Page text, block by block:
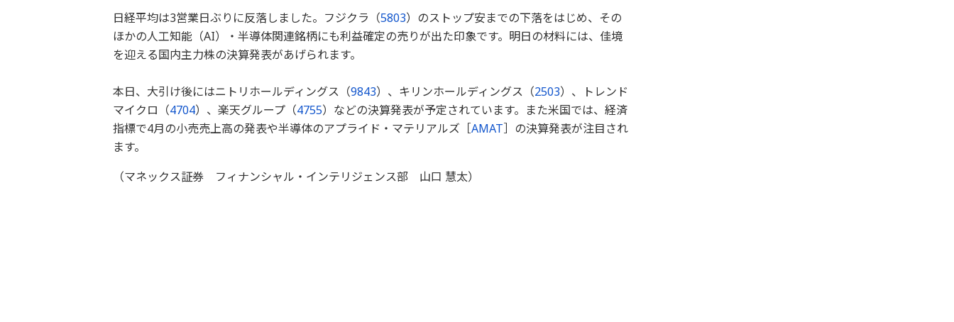
日経平均は3営業日ぶりに反落しました。フジクラ（5803）のストップ安までの下落をはじめ、その
ほかの人工知能（AI）・半導体関連銘柄にも利益確定の売りが出た印象です。明日の材料には、佳境
を迎える国内主力株の決算発表があげられます。
本日、大引け後にはニトリホールディングス（9843）、キリンホールディングス（2503）、トレンド
マイクロ（4704）、楽天グループ（4755）などの決算発表が予定されています。また米国では、経済
指標で4月の小売売上高の発表や半導体のアプライド・マテリアルズ［AMAT］の決算発表が注目され
ます。
（マネックス証券 フィナンシャル・インテリジェンス部 山口 慧太）